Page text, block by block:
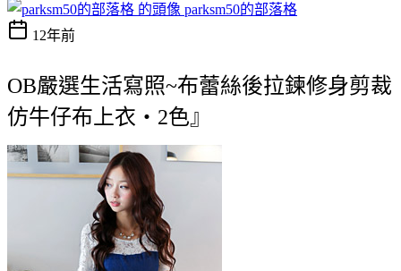
parksm50的部落格
12年前
OB嚴選生活寫照~布蕾絲後拉鍊修身剪裁
仿牛仔布上衣‧2色』